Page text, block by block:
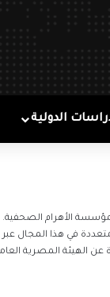
الدولية
الأهرام الصحفية.
في هذا المجال
الهيئة المصرية